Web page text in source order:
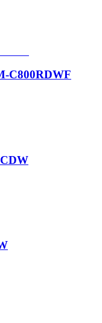
C800RDWF